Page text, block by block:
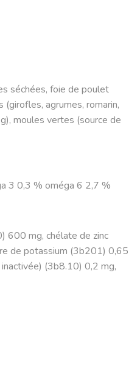
séchées, foie de poulet
agrumes, romarin,
moules vertes (source de
3 0,3 % oméga 6 2,7 %
600 mg, chélate de zinc
de potassium (3b201) 0,65
(3b8.10) 0,2 mg,